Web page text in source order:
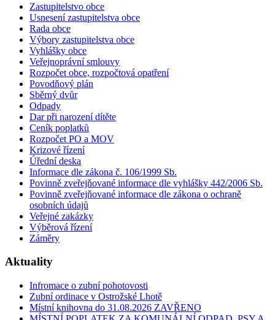
Zastupitelstvo obce
Usnesení zastupitelstva obce
Rada obce
Výbory zastupitelstva obce
Vyhlášky obce
Veřejnoprávní smlouvy
Rozpočet obce, rozpočtová opatření
Povodňový plán
Sběrný dvůr
Odpady
Dar při narození dítěte
Ceník poplatků
Rozpočet PO a MOV
Krizové řízení
Úřední deska
Informace dle zákona č. 106/1999 Sb.
Povinně zveřejňované informace dle vyhlášky 442/2006 Sb.
Povinně zveřejňované informace dle zákona o ochraně
osobních údajů
Veřejné zakázky
Výběrová řízení
Záměry
Aktuality
Infromace o zubní pohotovosti
Zubní ordinace v Ostrožské Lhotě
Místní knihovna do 31.08.2026 ZAVŘENO